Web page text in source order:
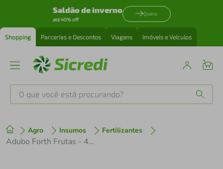
Saldão de inverno
até 40% off
Quero
Shopping Parcerias e Descontos Viagens Imóveis e Veículos
O que você está procurando?
Agro Insumos Fertilizantes
Adubo Forth Frutas - 400g
1º tenis